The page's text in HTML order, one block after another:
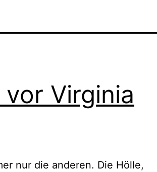
Virginia
nur die anderen. Die Hölle,